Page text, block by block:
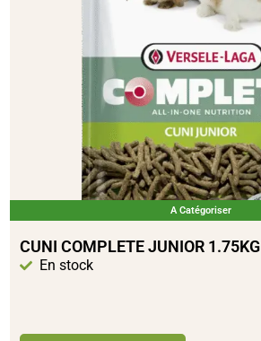
A Catégoriser
CUNI COMPLETE JUNIOR 1.75KG
En stock